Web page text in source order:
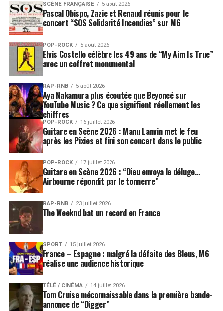
SCÈNE FRANÇAISE 5 août 2026
Pascal Obispo, Zazie et Renaud réunis pour le
concert “SOS Solidarité Incendies” sur M6
POP-ROCK 5 août 2026
Elvis Costello célèbre les 49 ans de “My Aim Is True”
avec un coffret monumental
RAP-RNB 5 août 2026
Aya Nakamura plus écoutée que Beyoncé sur
YouTube Music ? Ce que signifient réellement les
chiffres
POP-ROCK 16 juillet 2026
Guitare en Scène 2026 : Manu Lanvin met le feu
après les Pixies et fini son concert dans le public
POP-ROCK 17 juillet 2026
Guitare en Scène 2026 : “Dieu envoya le déluge…
Airbourne répondit par le tonnerre”
RAP-RNB 23 juillet 2026
The Weeknd bat un record en France
SPORT 15 juillet 2026
France – Espagne : malgré la défaite des Bleus, M6
réalise une audience historique
TÉLÉ / CINÉMA 14 juillet 2026
Tom Cruise méconnaissable dans la première bande-
annonce de “Digger”